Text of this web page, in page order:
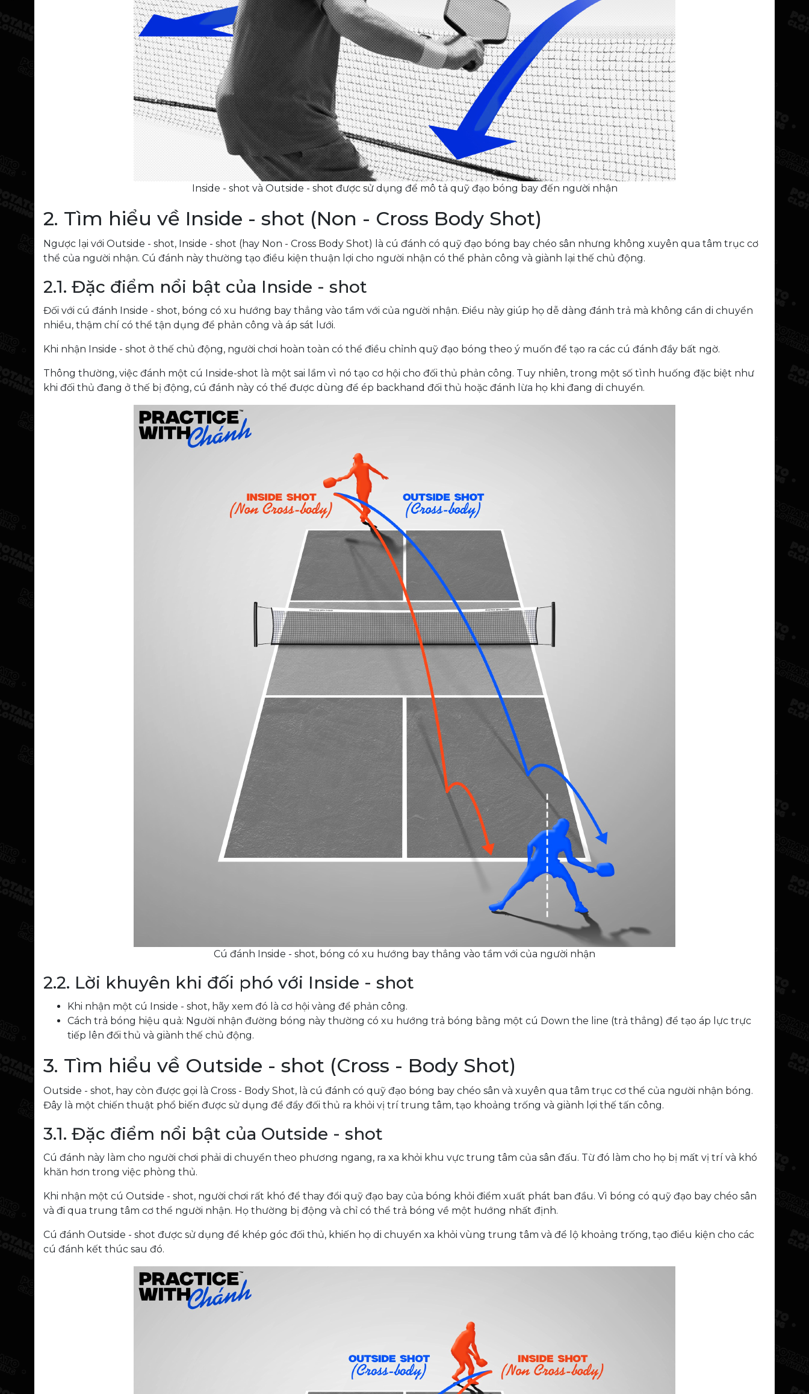
Inside - shot và Outside - shot được sử dụng để mô tả quỹ đạo bóng bay đến người nhận
2. Tìm hiểu về Inside - shot (Non - Cross Body Shot)
Ngược lại với Outside - shot, Inside - shot (hay Non - Cross Body Shot) là cú đánh có quỹ đạo bóng bay chéo sân nhưng không xuyên qua tâm trục cơ
thể của người nhận. Cú đánh này thường tạo điều kiện thuận lợi cho người nhận có thể phản công và giành lại thế chủ động.
2.1. Đặc điểm nổi bật của Inside - shot
Đối với cú đánh Inside - shot, bóng có xu hướng bay thẳng vào tầm với của người nhận. Điều này giúp họ dễ dàng đánh trả mà không cần di chuyển
nhiều, thậm chí có thể tận dụng để phản công và áp sát lưới.
Khi nhận Inside - shot ở thế chủ động, người chơi hoàn toàn có thể điều chỉnh quỹ đạo bóng theo ý muốn để tạo ra các cú đánh đầy bất ngờ.
Thông thường, việc đánh một cú Inside-shot là một sai lầm vì nó tạo cơ hội cho đối thủ phản công. Tuy nhiên, trong một số tình huống đặc biệt như
khi đối thủ đang ở thế bị động, cú đánh này có thể được dùng để ép backhand đối thủ hoặc đánh lừa họ khi đang di chuyển.
Cú đánh Inside - shot, bóng có xu hướng bay thẳng vào tầm với của người nhận
2.2. Lời khuyên khi đối phó với Inside - shot
Khi nhận một cú Inside - shot, hãy xem đó là cơ hội vàng để phản công.
Cách trả bóng hiệu quả: Người nhận đường bóng này thường có xu hướng trả bóng bằng một cú Down the line (trả thẳng) để tạo áp lực trực
tiếp lên đối thủ và giành thế chủ động.
3. Tìm hiểu về Outside - shot (Cross - Body Shot)
Outside - shot, hay còn được gọi là Cross - Body Shot, là cú đánh có quỹ đạo bóng bay chéo sân và xuyên qua tâm trục cơ thể của người nhận bóng.
Đây là một chiến thuật phổ biến được sử dụng để đẩy đối thủ ra khỏi vị trí trung tâm, tạo khoảng trống và giành lợi thế tấn công.
3.1. Đặc điểm nổi bật của Outside - shot
Cú đánh này làm cho người chơi phải di chuyển theo phương ngang, ra xa khỏi khu vực trung tâm của sân đấu. Từ đó làm cho họ bị mất vị trí và khó
khăn hơn trong việc phòng thủ.
Khi nhận một cú Outside - shot, người chơi rất khó để thay đổi quỹ đạo bay của bóng khỏi điểm xuất phát ban đầu. Vì bóng có quỹ đạo bay chéo sân
và đi qua trung tâm cơ thể người nhận. Họ thường bị động và chỉ có thể trả bóng về một hướng nhất định.
Cú đánh Outside - shot được sử dụng để khép góc đối thủ, khiến họ di chuyển xa khỏi vùng trung tâm và để lộ khoảng trống, tạo điều kiện cho các
cú đánh kết thúc sau đó.